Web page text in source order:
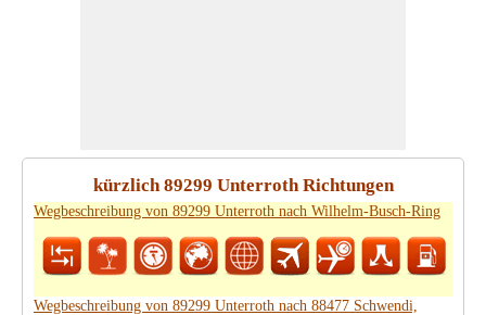
kürzlich 89299 Unterroth Richtungen
Wegbeschreibung von 89299 Unterroth nach Wilhelm-Busch-Ring
Wegbeschreibung von 89299 Unterroth nach 88477 Schwendi,